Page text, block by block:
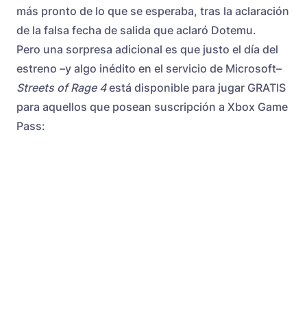
más pronto de lo que se esperaba, tras la aclaración
de la falsa fecha de salida que aclaró Dotemu.
Pero una sorpresa adicional es que justo el día del
estreno –y algo inédito en el servicio de Microsoft–
Streets of Rage 4está disponible para jugar GRATIS
para aquellos que posean suscripción a Xbox Game
Pass: